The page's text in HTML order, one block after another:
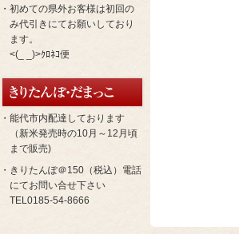
・初めての県外お客様は初回の
み代引きにてお願いしており
ます。
<(_ _)>ｸﾛﾈｺ便
・能代市内配達しております
（新米発売時の10月～12月頃
まで販売)
・きりたんぽ＠150（税込）電話
にてお問い合せ下さい
TEL0185-54-8666